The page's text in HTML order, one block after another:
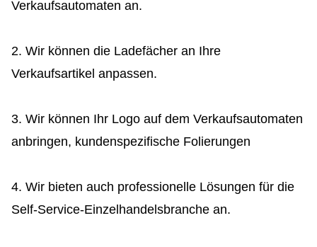
Verkaufsautomaten an.
2. Wir können die Ladefächer an Ihre
Verkaufsartikel anpassen.
3. Wir können Ihr Logo auf dem Verkaufsautomaten
anbringen, kundenspezifische Folierungen
4. Wir bieten auch professionelle Lösungen für die
Self-Service-Einzelhandelsbranche an.